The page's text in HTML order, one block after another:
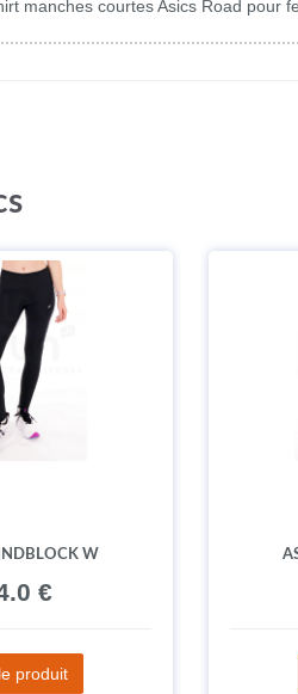
manches courtes Asics Road pour
W
€
produit